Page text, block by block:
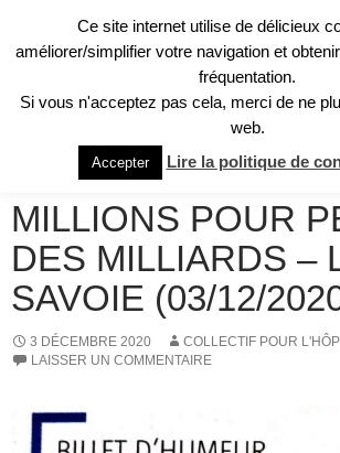
Collectif pour l'Hôpital de Moûtiers
ÉCONOMISER
MILLIONS POUR
DES MILLIARDS –
SAVOIE (03/12/
3 DÉCEMBRE 2020
COLLECTIF POUR
LAISSER UN COMMENTAIRE
Ce site internet utilise de délicieux
améliorer/simplifier votre navigation et
fréquentation.
Si vous n'acceptez pas cela, merci de ne
web.
Accepter Lire la politique de